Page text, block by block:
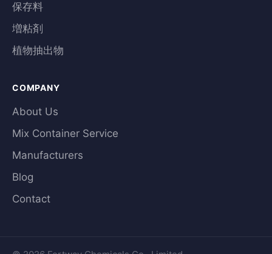
保存料
増粘剤
植物抽出物
COMPANY
About Us
Mix Container Service
Manufacturers
Blog
Contact